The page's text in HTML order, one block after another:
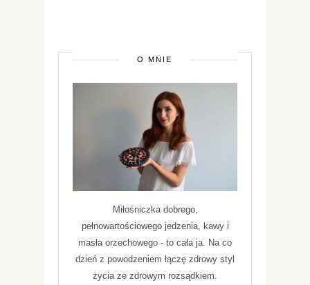
O MNIE
Miłośniczka dobrego,
pełnowartościowego jedzenia, kawy i
masła orzechowego - to cała ja. Na co
dzień z powodzeniem łączę zdrowy styl
życia ze zdrowym rozsądkiem.